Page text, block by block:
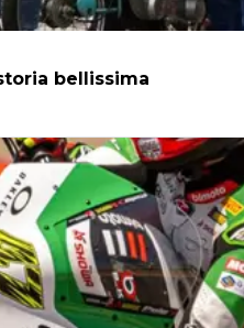
bellissima